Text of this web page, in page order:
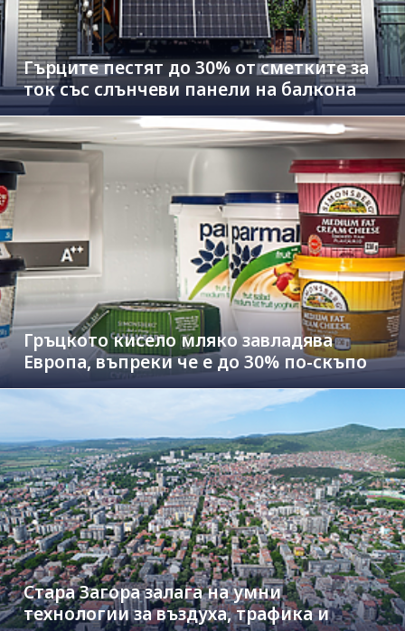
Гърците пестят до 30% от сметките за
ток със слънчеви панели на балкона
Гръцкото кисело мляко завладява
Европа, въпреки че е до 30% по-скъпо
Стара Загора залага на умни
технологии за въздуха, трафика и